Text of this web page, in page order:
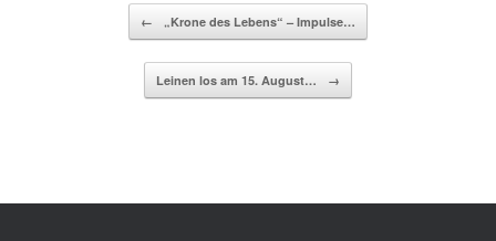
← „Krone des Lebens“ – Impulse…
Leinen los am 15. August… →